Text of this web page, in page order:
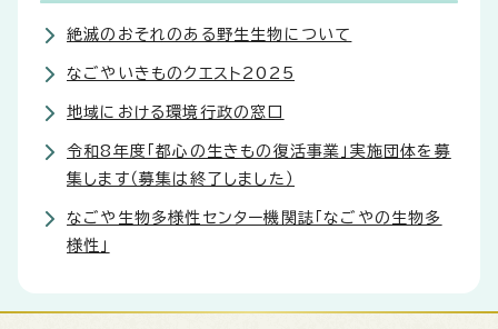
絶滅のおそれのある野生生物について
なごやいきものクエスト2025
地域における環境行政の窓口
令和8年度「都心の生きもの復活事業」実施団体を募
集します（募集は終了しました）
なごや生物多様性センター機関誌「なごやの生物多
様性」